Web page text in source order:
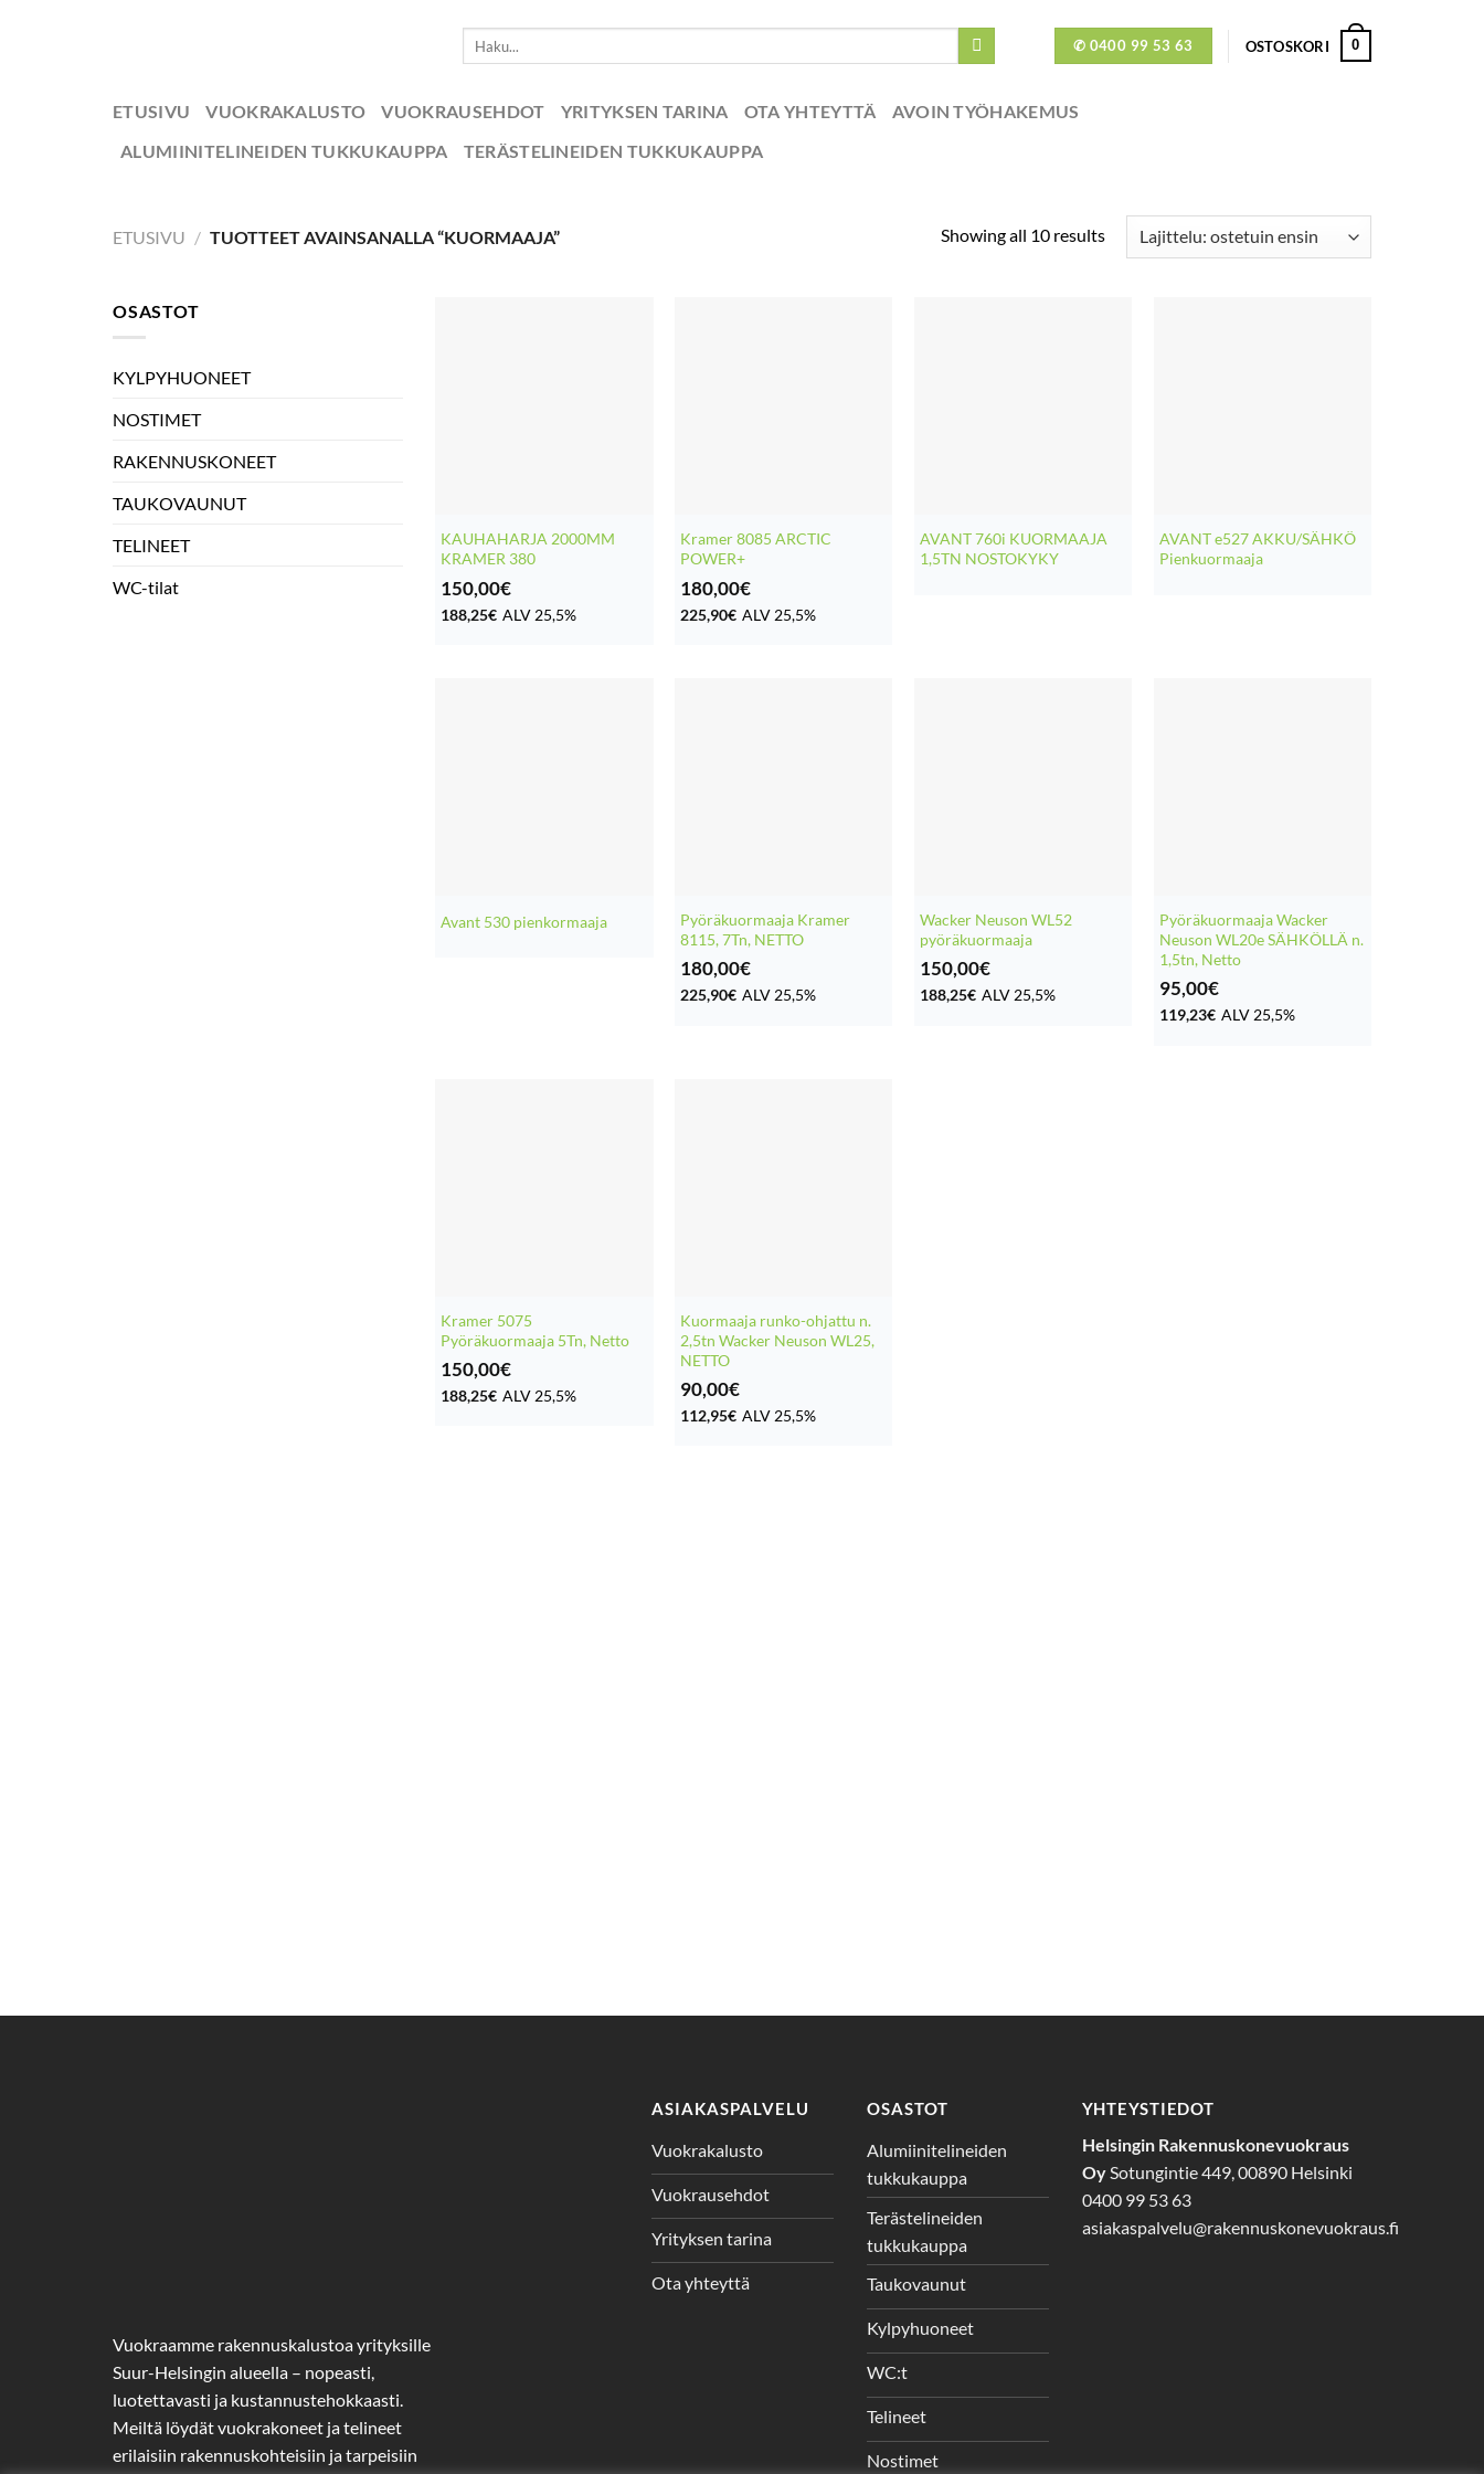
✆ 0400 99 53 63 OSTOSKORI 0
ETUSIVU VUOKRAKALUSTO VUOKRAUSEHDOT YRITYKSEN TARINA OTA YHTEYTTÄ
AVOIN TYÖHAKEMUS
ALUMIINITELINEIDEN TUKKUKAUPPA
TERÄSTELINEIDEN TUKKUKAUPPA
ETUSIVU / TUOTTEET AVAINSANALLA “KUORMAAJA” Showing all 10 results
OSASTOT
KYLPYHUONEET
NOSTIMET
RAKENNUSKONEET
TAUKOVAUNUT
TELINEET
WC-tilat
KAUHAHARJA 2000MM
KRAMER 380
150,00€
188,25€ ALV 25,5%
Kramer 8085 ARCTIC
POWER+
180,00€
225,90€ ALV 25,5%
AVANT 760i KUORMAAJA
1,5TN NOSTOKYKY
AVANT e527 AKKU/SÄHKÖ
Pienkuormaaja
Avant 530 pienkormaaja
Pyöräkuormaaja Kramer
8115, 7Tn, NETTO
180,00€
225,90€ ALV 25,5%
Wacker Neuson WL52
pyöräkuormaaja
150,00€
188,25€ ALV 25,5%
Pyöräkuormaaja Wacker
Neuson WL20e SÄHKÖLLÄ n.
1,5tn, Netto
95,00€
119,23€ ALV 25,5%
Kramer 5075
Pyöräkuormaaja 5Tn, Netto
150,00€
188,25€ ALV 25,5%
Kuormaaja runko-ohjattu n.
2,5tn Wacker Neuson WL25,
NETTO
90,00€
112,95€ ALV 25,5%
Vuokraamme rakennuskalustoa yrityksille
Suur-Helsingin alueella – nopeasti,
luotettavasti ja kustannustehokkaasti.
Meiltä löydät vuokrakoneet ja telineet
erilaisiin rakennuskohteisiin ja tarpeisiin
ASIAKASPALVELU
Vuokrakalusto
Vuokrausehdot
Yrityksen tarina
Ota yhteyttä
OSASTOT
Alumiinitelineiden
tukkukauppa
Terästelineiden
tukkukauppa
Taukovaunut
Kylpyhuoneet
WC:t
Telineet
Nostimet
YHTEYSTIEDOT
Helsingin Rakennuskonevuokraus
OySotungintie 449, 00890 Helsinki
0400 99 53 63
asiakaspalvelu@rakennuskonevuokraus.fi